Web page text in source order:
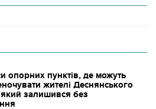
опорних пунктів, де можуть
жителі Деснянського
залишився без